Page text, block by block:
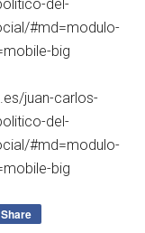
del-
#md=modulo-
big
juan-carlos-
del-
#md=modulo-
big
Share